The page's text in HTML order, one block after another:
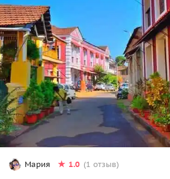
Мария 1.0 (1 отзыв)